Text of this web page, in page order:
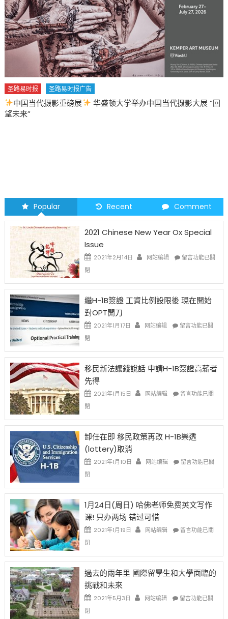
圣路易时报 圣路易时报广告
中国当代摄影重磅展
华盛顿大学举办中国当代摄影大展 “回
望未来”
Popular Recent Comment
2021 Chinese New Year Ox Special
Issue
2021年2月14日 网站编辑
在
New
Ox
Issue〉
留言功能已關
閉
繼H-1B簽證 工資比例設限後 現在開始
對OPT開刀
2021年1月17日 网站编辑
在
1B
證
資
設
後
在
對
開
中
留言功能已關
閉
移民新法讓錢說話 申請H-1B簽證高薪者
先得
2021年1月15日 网站编辑
在
新
讓
說
請
1B
證
者
得〉
留言功能已關
閉
卸任在即 移民政策再改 H-1B樂透
(lottery)取消
2021年1月10日 网站编辑
在
在
移
政
改
1B
透
留言功能已關
閉
1月24日(周日) 哈佛老师免费英文写作
课! 只办两场 错过可惜
2021年1月19日 网站编辑
在
24
(周
哈
留言功能已關
閉
過去的兩年里 國際留學生和大學面臨的
挑戰和未來
2021年5月3日 网站编辑
在
留言功能已關
閉